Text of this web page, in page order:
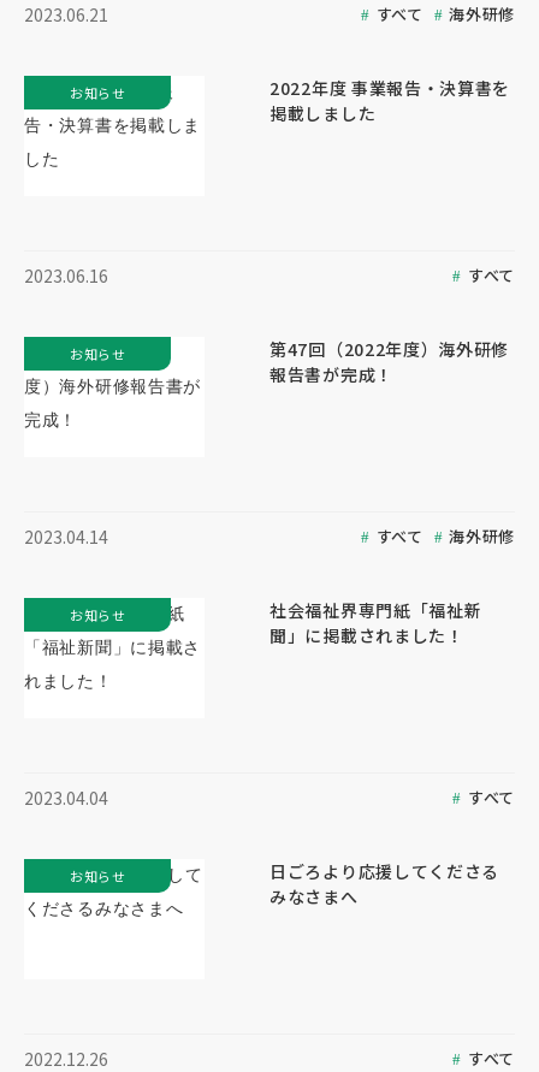
2023.06.21 すべて 海外研修
2022年度 事業報告・決算書を
掲載しました
2023.06.16 すべて
お知らせ
第47回（2022年度）海外研修
報告書が完成！
2023.04.14 すべて 海外研修
お知らせ
社会福祉界専門紙「福祉新
聞」に掲載されました！
2023.04.04 すべて
お知らせ
日ごろより応援してくださる
みなさまへ
2022.12.26 すべて
お知らせ